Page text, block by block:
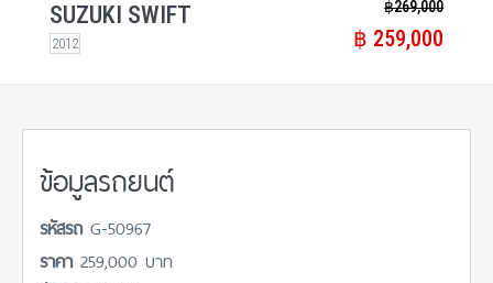
SUZUKI SWIFT
2012
฿​ 269,000
฿​ 259,000
ข้อมูลรถยนต์
รหัสรถ G-50967
ราคา 259,000 บาท